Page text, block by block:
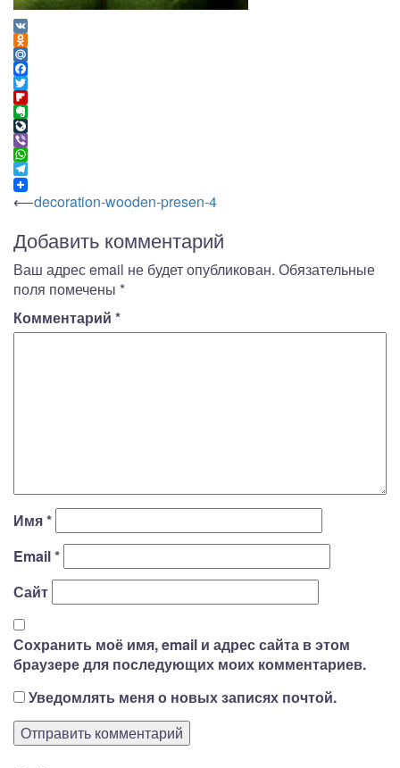
VK
Odnoklassniki
Mail.Ru
Facebook
Twitter
Flipboard
Evernote
LiveJournal
Viber
WhatsApp
Telegram
Навигация
по
записям
⟵decoration-wooden-presen-4
Добавить комментарий
Ваш адрес email не будет опубликован. Обязательные
поля помечены *
Комментарий *
Имя*
Email*
Сайт
Сохранить моё имя, email и адрес сайта в этом
браузере для последующих моих комментариев.
Уведомлять меня о новых записях почтой.